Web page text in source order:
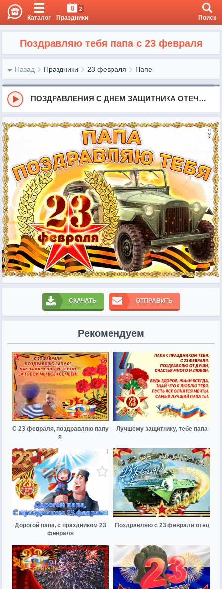
Каталог
8 2
Праздники Поиск
Поздравляю тебя папа с 23 февраля
Назад Праздники 23 февраля Папе
ПОЗДРАВЛЕНИЯ С ДНЕМ ЗАЩИТНИКА ОТЕЧЕСТВА | 23 ФЕВРАЛЯ
СКАЧАТЬ ОТПРАВИТЬ
Рекомендуем
С 23 февраля, поздравляю папу
я
Лучшему защитнику, тебе папа
Дорогой папа, с праздником 23
февраля
Поздравляю с 23 февраля отец